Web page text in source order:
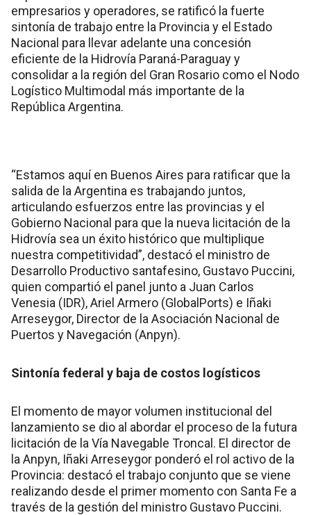
empresarios y operadores, se ratificó la fuerte
sintonía de trabajo entre la Provincia y el Estado
Nacional para llevar adelante una concesión
eficiente de la Hidrovía Paraná-Paraguay y
consolidar a la región del Gran Rosario como el Nodo
Logístico Multimodal más importante de la
República Argentina.
“Estamos aquí en Buenos Aires para ratificar que la
salida de la Argentina es trabajando juntos,
articulando esfuerzos entre las provincias y el
Gobierno Nacional para que la nueva licitación de la
Hidrovía sea un éxito histórico que multiplique
nuestra competitividad”, destacó el ministro de
Desarrollo Productivo santafesino, Gustavo Puccini,
quien compartió el panel junto a Juan Carlos
Venesia (IDR), Ariel Armero (GlobalPorts) e Iñaki
Arreseygor, Director de la Asociación Nacional de
Puertos y Navegación (Anpyn).
Sintonía federal y baja de costos logísticos
El momento de mayor volumen institucional del
lanzamiento se dio al abordar el proceso de la futura
licitación de la Vía Navegable Troncal. El director de
la Anpyn, Iñaki Arreseygor ponderó el rol activo de la
Provincia: destacó el trabajo conjunto que se viene
realizando desde el primer momento con Santa Fe a
través de la gestión del ministro Gustavo Puccini.